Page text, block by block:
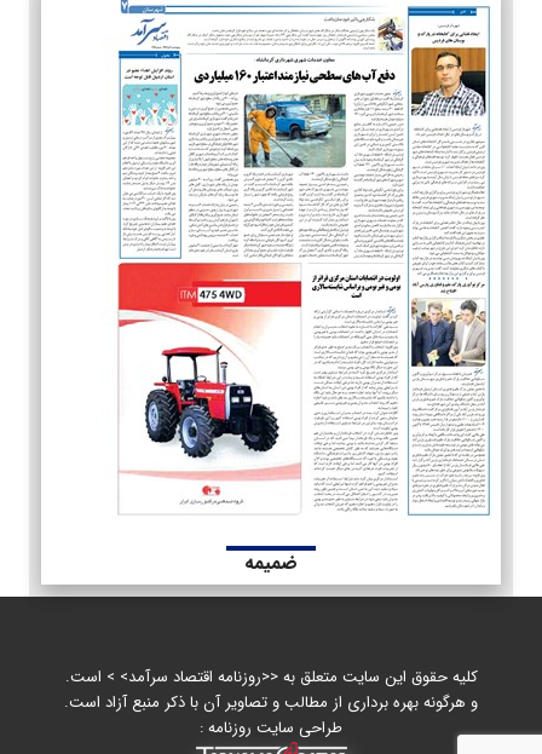
ضمیمه
کلیه حقوق این سایت متعلق به <<روزنامه اقتصاد سرآمد> > است.
و هرگونه بهره برداری از مطالب و تصاویر آن با ذکر منبع آزاد است.
طراحی سایت روزنامه :